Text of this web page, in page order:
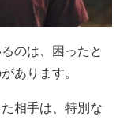
のは、困ったと
あります。
相手は、特別な